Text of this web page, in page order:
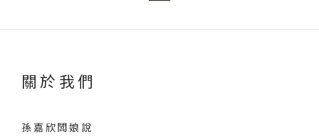
關於我們
孫嘉欣闆娘說